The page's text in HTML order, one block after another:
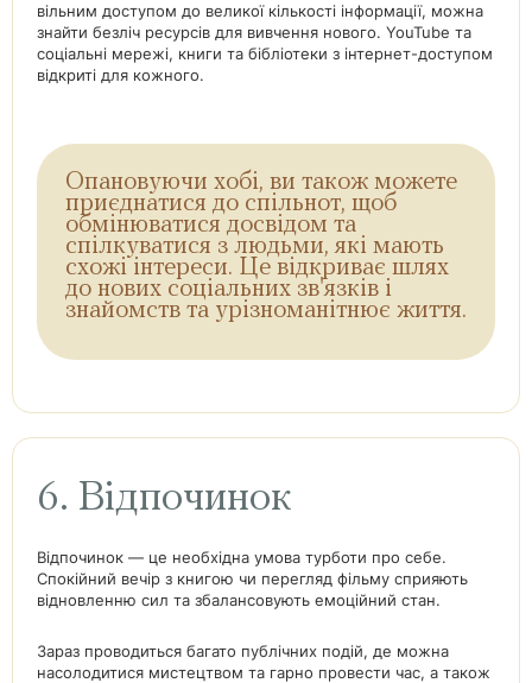
вільним доступом до великої кількості інформації, можна
знайти безліч ресурсів для вивчення нового. YouTube та
соціальні мережі, книги та бібліотеки з інтернет-доступом
відкриті для кожного.
Опановуючи хобі, ви також можете
приєднатися до спільнот, щоб
обмінюватися досвідом та
спілкуватися з людьми, які мають
схожі інтереси. Це відкриває шлях
до нових соціальних зв'язків і
знайомств та урізноманітнює життя.
6. Відпочинок
Відпочинок — це необхідна умова турботи про себе.
Спокійний вечір з книгою чи перегляд фільму сприяють
відновленню сил та збалансовують емоційний стан.
Зараз проводиться багато публічних подій, де можна
насолодитися мистецтвом та гарно провести час, а також